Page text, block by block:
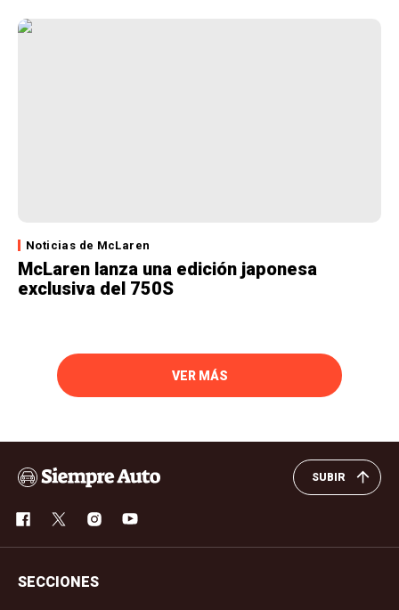
Noticias de McLaren
McLaren lanza una edición japonesa
exclusiva del 750S
VER MÁS
SUBIR
SECCIONES